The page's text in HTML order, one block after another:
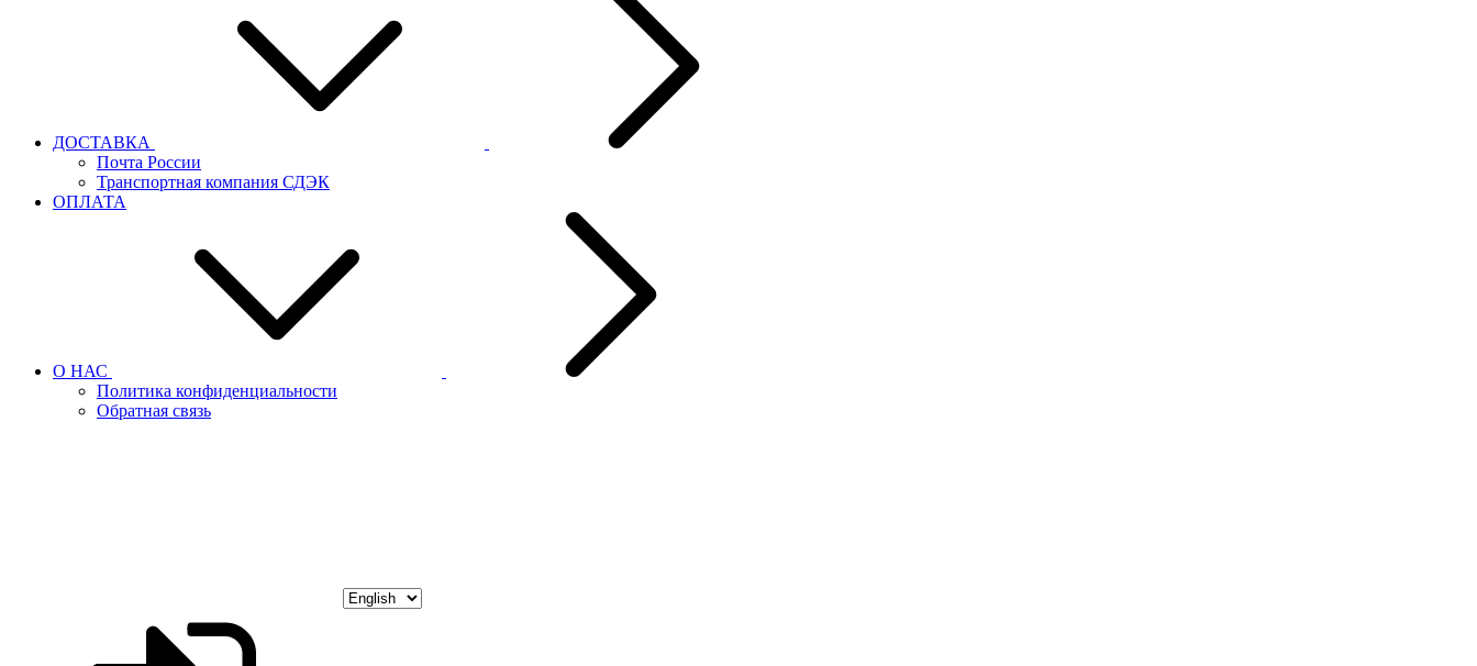
ДОСТАВКА
Почта России
Транспортная компания СДЭК
ОПЛАТА
О НАС
Политика конфиденциальности
Обратная связь